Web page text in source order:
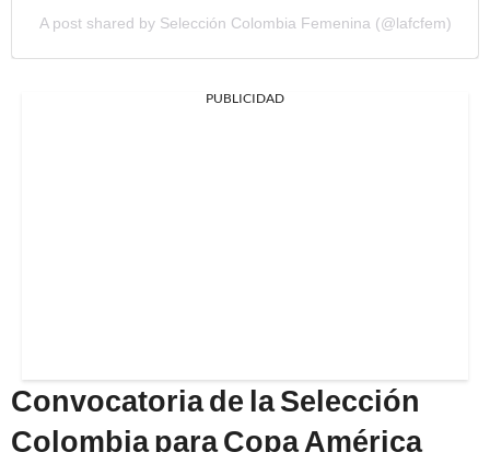
A post shared by Selección Colombia Femenina (@lafcfem)
PUBLICIDAD
Convocatoria de la Selección
Colombia para Copa América